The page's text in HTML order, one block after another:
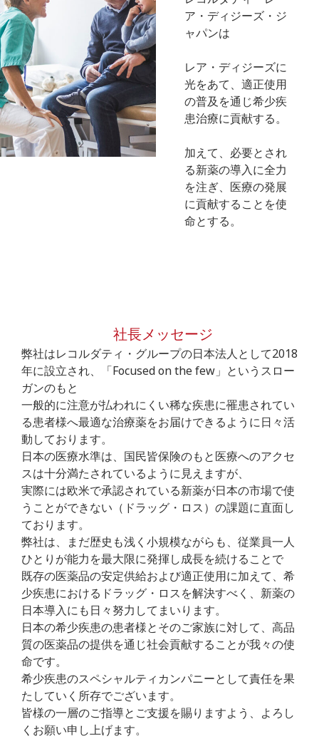
ア・ディジーズ・ジ
ャパンは
レア・ディジーズに
光をあて、適正使用
の普及を通じ希少疾
患治療に貢献する。
加えて、必要とされ
る新薬の導入に全力
を注ぎ、医療の発展
に貢献することを使
命とする。
社長メッセージ
弊社はレコルダティ・グループの日本法人として2018
年に設立され、「Focused on the few」というスロー
ガンのもと
一般的に注意が払われにくい稀な疾患に罹患されてい
る患者様へ最適な治療薬をお届けできるように日々活
動しております。
日本の医療水準は、国民皆保険のもと医療へのアクセ
スは十分満たされているように見えますが、
実際には欧米で承認されている新薬が日本の市場で使
うことができない（ドラッグ・ロス）の課題に直面し
ております。
弊社は、まだ歴史も浅く小規模ながらも、従業員一人
ひとりが能力を最大限に発揮し成長を続けることで
既存の医薬品の安定供給および適正使用に加えて、希
少疾患におけるドラッグ・ロスを解決すべく、新薬の
日本導入にも日々努力してまいります。
日本の希少疾患の患者様とそのご家族に対して、高品
質の医薬品の提供を通じ社会貢献することが我々の使
命です。
希少疾患のスペシャルティカンパニーとして責任を果
たしていく所存でございます。
皆様の一層のご指導とご支援を賜りますよう、よろし
くお願い申し上げます。